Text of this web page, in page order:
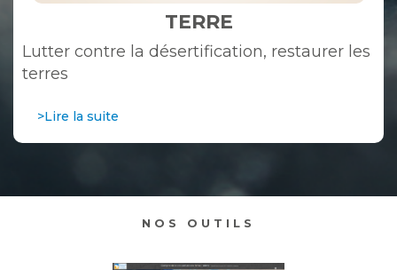
TERRE
Lutter contre la désertification, restaurer les
terres
>Lire la suite
NOS OUTILS